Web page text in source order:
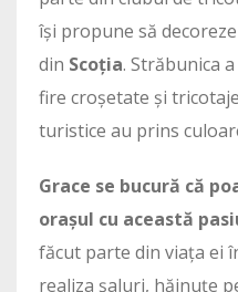
își propune să
din Scoția. Străbunica
fire croșetate și
turistice au prins
Grace se bucură că
orașul cu această
făcut parte din viața ei
realiza șaluri, hăinuțe